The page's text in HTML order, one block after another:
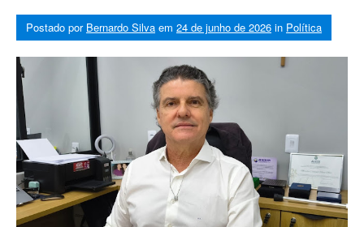
Postado por Bernardo Silva em 24 de junho de 2026 in Política